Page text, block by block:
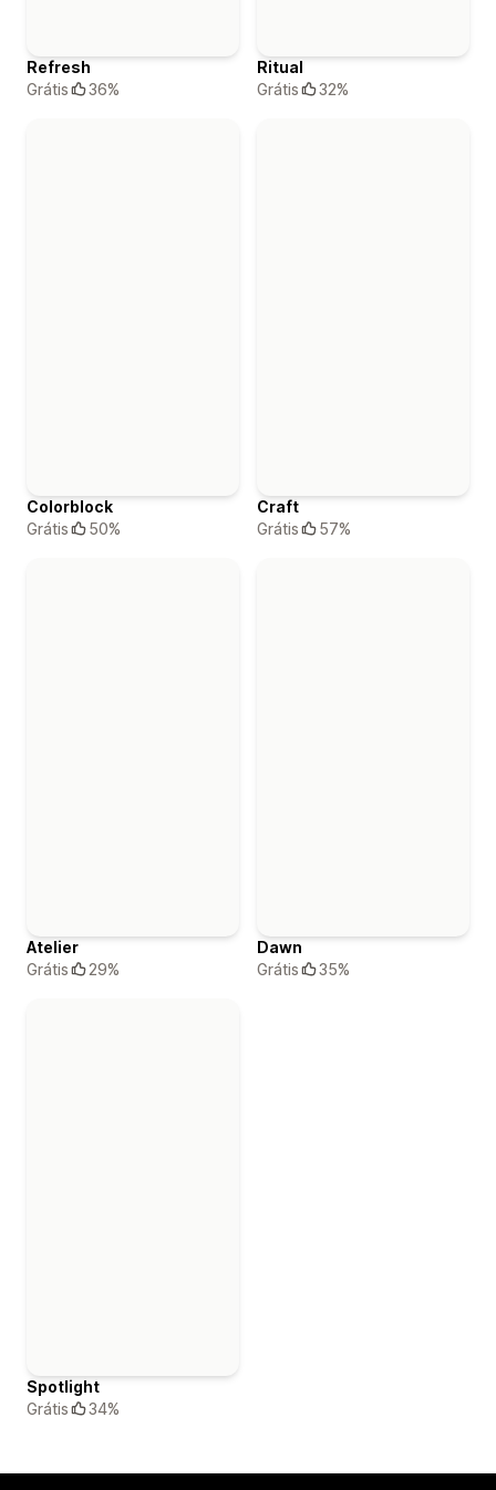
Refresh
Grátis
36%
Ritual
Grátis
32%
Colorblock
Grátis
50%
Craft
Grátis
57%
Atelier
Grátis
29%
Dawn
Grátis
35%
Spotlight
Grátis
34%